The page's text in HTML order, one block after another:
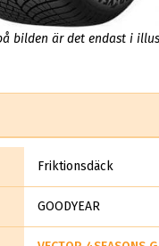
bilden är det endast i
Friktionsdäck
GOODYEAR